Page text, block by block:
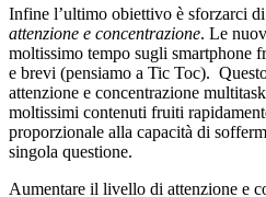
Infine l’ultimo obiettivo è sforzarci di
attenzione e concentrazione. Le
moltissimo tempo sugli smartphone
e brevi (pensiamo a Tic Toc).
attenzione e concentrazione
moltissimi contenuti fruiti
proporzionale alla capacità di
singola questione.
Aumentare il livello di attenzione e